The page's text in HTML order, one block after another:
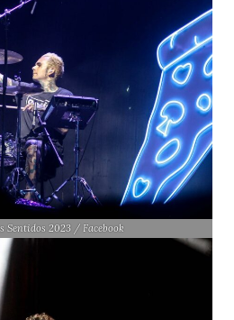
Sentidos 2023 / Facebook